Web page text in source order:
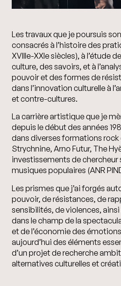
Les travaux que je poursuis
consacrés à l’histoire des
XVIIIe-XXIe siècles), à l’étude
culture, des savoirs, et à
pouvoir et des formes de
dans l’innovation culturelle à
et contre-cultures.
La carrière artistique que je
depuis le début des années
dans diverses formations rock
Strychnine, Arno Futur, The
investissements de chercheur
musiques populaires (ANR
Les prismes que j’ai forgés
pouvoir, de résistances, de
sensibilités, de violences,
dans le champ de la
et de l’économie des
aujourd’hui des éléments
d’un projet de recherche
alternatives culturelles et